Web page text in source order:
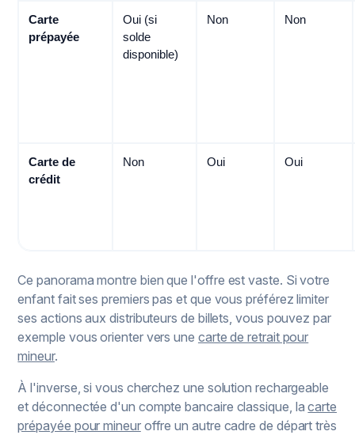
Carte
prépayée
Oui (si
solde
disponible)
Non Non
Carte de
crédit
Non Oui Oui
Ce panorama montre bien que l'offre est vaste. Si votre
enfant fait ses premiers pas et que vous préférez limiter
ses actions aux distributeurs de billets, vous pouvez par
exemple vous orienter vers une carte de retrait pour
mineur.
À l'inverse, si vous cherchez une solution rechargeable
et déconnectée d'un compte bancaire classique, lacarte
prépayée pour mineuroffre un autre cadre de départ très